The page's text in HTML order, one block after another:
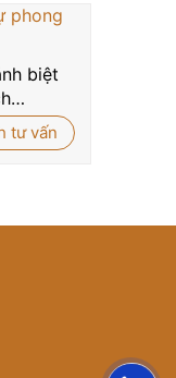
biệt
tư vấn